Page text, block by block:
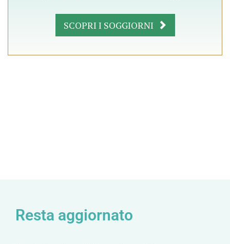
SCOPRI I SOGGIORNI
Resta aggiornato